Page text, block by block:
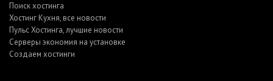
Поиск хостинга
Хостинг Кухня, все новости
Пульс Хостинга, лучшие новости
Серверы экономия на установке
Создаем хостинги